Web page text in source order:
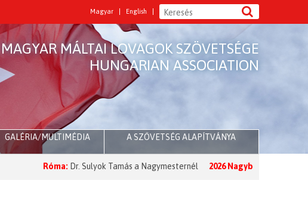
Magyar English
MAGYAR MÁLTAI LOVAGOK SZÖVETSÉGE
HUNGARIAN ASSOCIATION
GALÉRIA/MULTIMÉDIA A SZÖVETSÉG ALAPÍTVÁNYA
Dr. Sulyok Tamás a Nagymesternél 2026 Nagyböjt:A Nagymester